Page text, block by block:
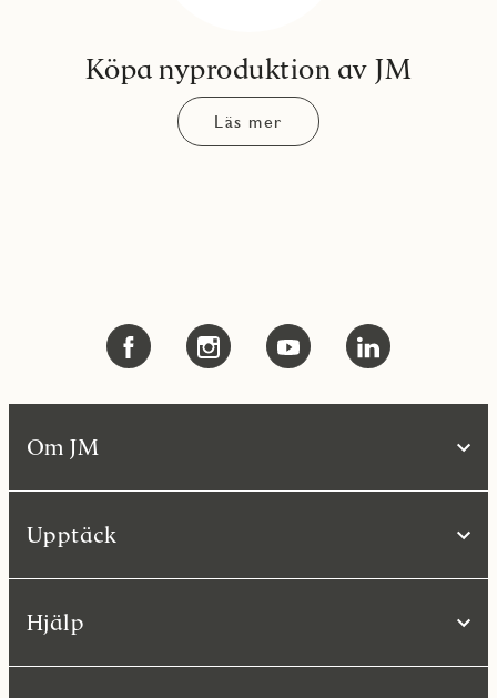
Köpa nyproduktion av JM
Läs mer
Om JM
Upptäck
Hjälp